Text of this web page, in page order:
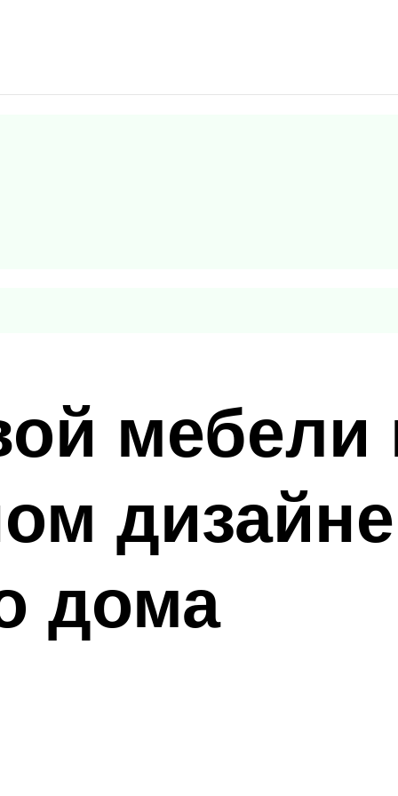
мебели
дизайне
дома